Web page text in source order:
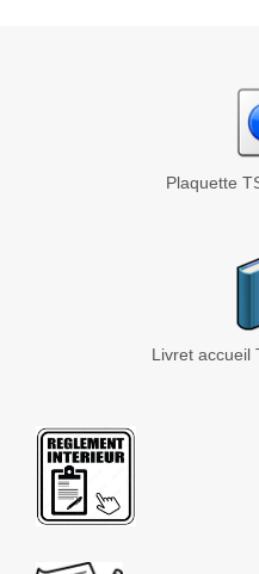
Plaquette
Livret accueil